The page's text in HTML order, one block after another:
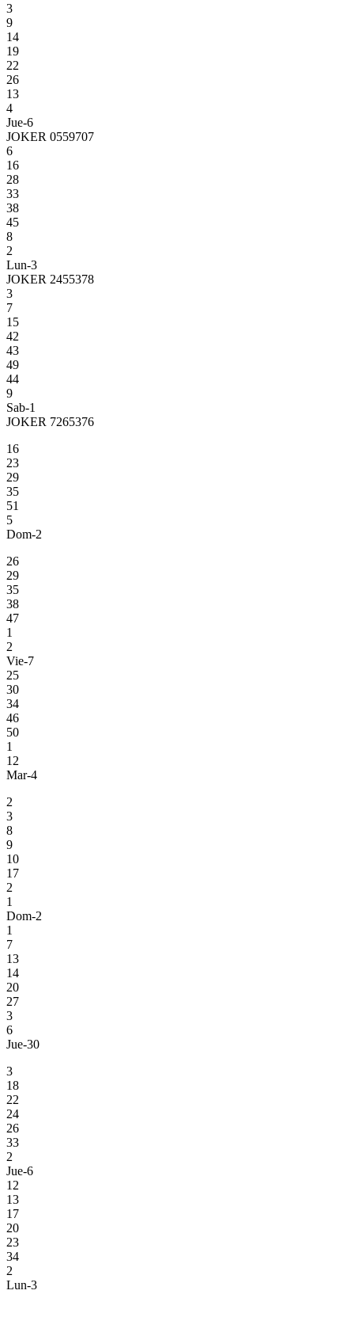
3
9
14
19
22
26
13
4
Jue-6
JOKER 0559707
6
16
28
33
38
45
8
2
Lun-3
JOKER 2455378
3
7
15
42
43
49
44
9
Sab-1
JOKER 7265376
16
23
29
35
51
5
Dom-2
26
29
35
38
47
1
2
Vie-7
25
30
34
46
50
1
12
Mar-4
2
3
8
9
10
17
2
1
Dom-2
1
7
13
14
20
27
3
6
Jue-30
3
18
22
24
26
33
2
Jue-6
12
13
17
20
23
34
2
Lun-3